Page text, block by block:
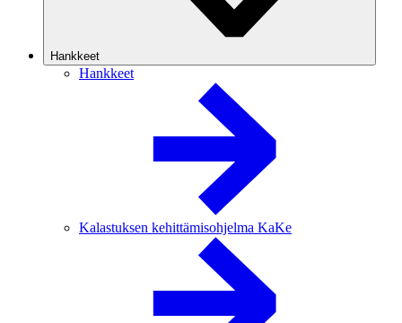
Hankkeet
Hankkeet
Kalastuksen kehittämisohjelma KaKe